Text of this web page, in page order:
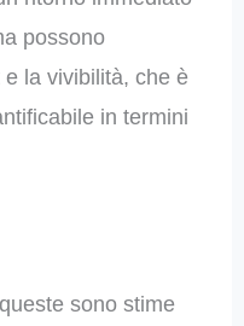
possono
la vivibilità, che è
in termini
sono stime